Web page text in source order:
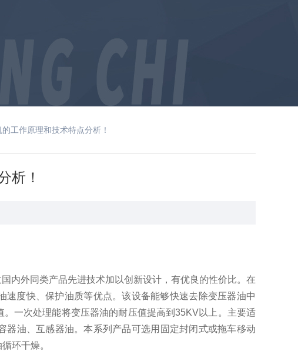
工作原理和技术特点分析！
析！
内外同类产品先进技术加以创新设计，有优良的性价比。在
度快、保护油质等优点。该设备能够快速去除变压器油中
一次处理能将变压器油的耐压值提高到35KV以上。主要适
油、互感器油。本系列产品可选用固定封闭式或拖车移动
环干燥。